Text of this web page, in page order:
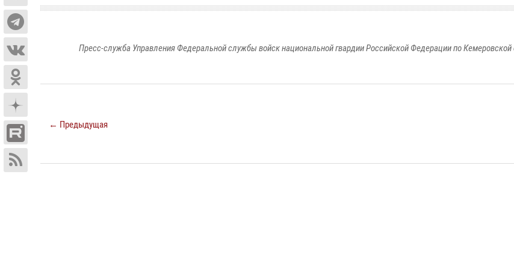
Пресс-служба Управления Федеральной службы войск национальной гвардии Российской Федерации по Кемеровской
← Предыдущая